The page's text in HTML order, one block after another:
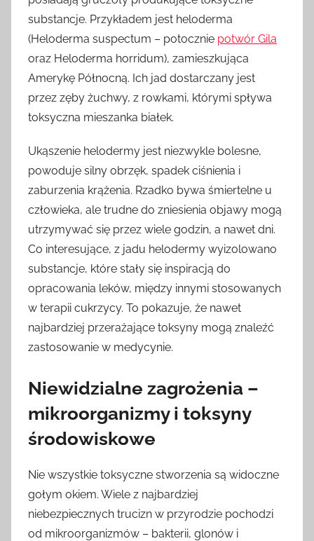
substancje. Przykładem jest heloderma
(Heloderma suspectum – potocznie potwór Gila
oraz Heloderma horridum), zamieszkująca
Amerykę Północną. Ich jad dostarczany jest
przez zęby żuchwy, z rowkami, którymi spływa
toksyczna mieszanka białek.
Ukąszenie helodermy jest niezwykle bolesne,
powoduje silny obrzęk, spadek ciśnienia i
zaburzenia krążenia. Rzadko bywa śmiertelne u
człowieka, ale trudne do zniesienia objawy mogą
utrzymywać się przez wiele godzin, a nawet dni.
Co interesujące, z jadu helodermy wyizolowano
substancje, które stały się inspiracją do
opracowania leków, między innymi stosowanych
w terapii cukrzycy. To pokazuje, że nawet
najbardziej przerażające toksyny mogą znaleźć
zastosowanie w medycynie.
Niewidzialne zagrożenia –
mikroorganizmy i toksyny
środowiskowe
Nie wszystkie toksyczne stworzenia są widoczne
gołym okiem. Wiele z najbardziej
niebezpiecznych trucizn w przyrodzie pochodzi
od mikroorganizmów – bakterii, glonów i